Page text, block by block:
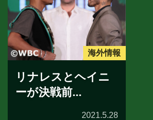
海外情報
リナレスとヘイニ
ーが決戦前...
2021.5.28